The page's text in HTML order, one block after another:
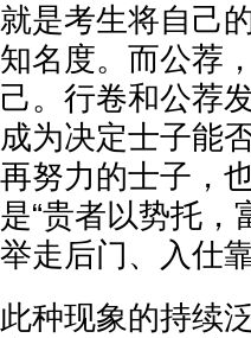
就是考生将自己
知名度。而公荐
己。行卷和公荐
成为决定士子能
再努力的士子，
是“贵者以势托，
举走后门、入仕
此种现象的持续